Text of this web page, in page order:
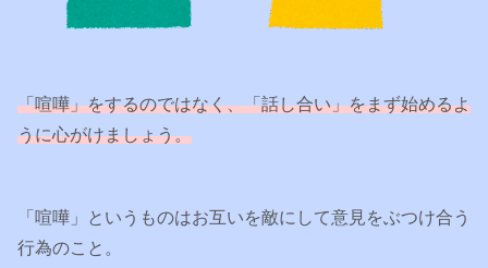
「喧嘩」をするのではなく、「話し合い」をまず始めるよ
うに心がけましょう。
「喧嘩」というものはお互いを敵にして意見をぶつけ合う
行為のこと。